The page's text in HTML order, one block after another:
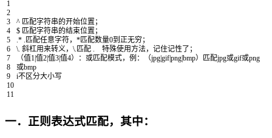
1
2
3
4
5
6
7
8
9
10
11
^ 匹配字符串的开始位置；
$ 匹配字符串的结束位置；
* 匹配任意字符，*匹配数量0到正无穷；
\ 斜杠用来转义， \ 匹配
特殊使用方法，记住记性了；
（值1|值2|值3|值4）：或匹配模式，例：（jpg|gif|png|bmp）匹配jpg或gif或png
或bmp
i不区分大小写
一．正则表达式匹配，其中：